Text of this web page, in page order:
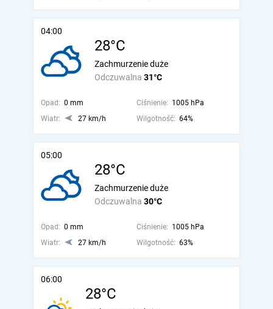
04:00
28°C
Odczuwalna 31°C
Zachmurzenie duże
Opad: 0 mm Ciśnienie: 1005 hPa
Wiatr:
27 km/h Wilgotność: 64%
05:00
28°C
Odczuwalna 30°C
Zachmurzenie duże
Opad: 0 mm Ciśnienie: 1005 hPa
Wiatr:
27 km/h Wilgotność: 63%
06:00
28°C